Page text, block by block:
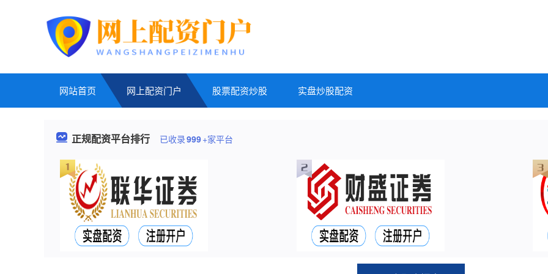
网站首页 网上配资门户 股票配资炒股 实盘炒股配资
正规配资平台排行 已收录999+家平台